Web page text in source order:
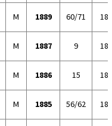
M 1889 60/71
M 1887 9
M 1886 15
M 1885 56/62